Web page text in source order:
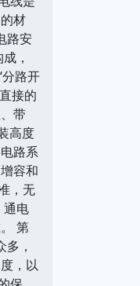
材
路安
，
路开
接的
带
高度
路系
容和
，无
通电
第
，
，以